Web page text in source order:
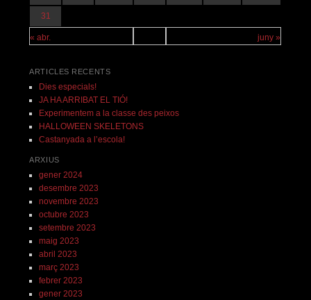
« abr. juny »
31
ARTICLES RECENTS
Dies especials!
JA HA ARRIBAT EL TIÓ!
Experimentem a la classe des peixos
HALLOWEEN SKELETONS
Castanyada a l’escola!
ARXIUS
gener 2024
desembre 2023
novembre 2023
octubre 2023
setembre 2023
maig 2023
abril 2023
març 2023
febrer 2023
gener 2023